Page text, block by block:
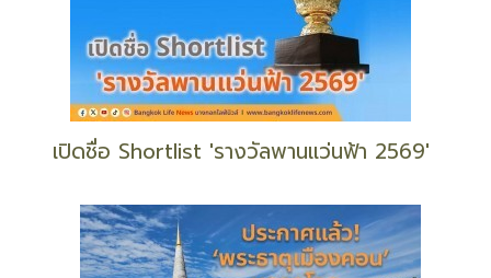
เปิดชื่อ Shortlist 'รางวัลพานแว่นฟ้า 2569'